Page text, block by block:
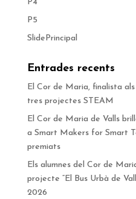
P4
P5
SlidePrincipal
Entrades recents
El Cor de Maria, finalista
tres projectes STEAM
El Cor de Maria de Valls
a Smart Makers for Smart
premiats
Els alumnes del Cor de
projecte “El Bus Urbà de
2026